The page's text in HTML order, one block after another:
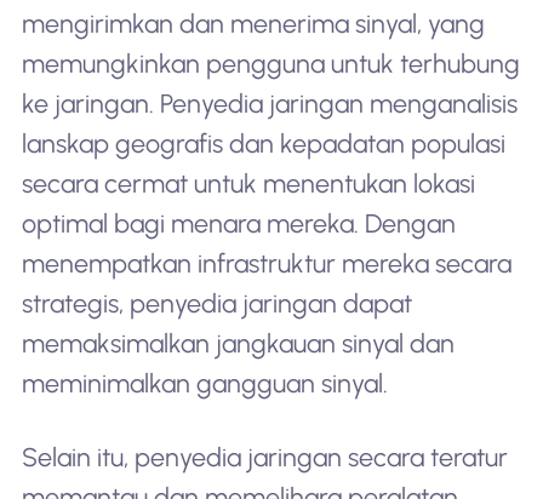
mengirimkan dan menerima sinyal, yang
memungkinkan pengguna untuk terhubung
ke jaringan. Penyedia jaringan menganalisis
lanskap geografis dan kepadatan populasi
secara cermat untuk menentukan lokasi
optimal bagi menara mereka. Dengan
menempatkan infrastruktur mereka secara
strategis, penyedia jaringan dapat
memaksimalkan jangkauan sinyal dan
meminimalkan gangguan sinyal.
Selain itu, penyedia jaringan secara teratur